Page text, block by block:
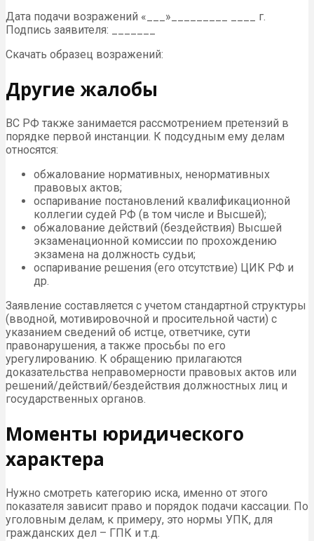
Дата подачи возражений «___»_________ ____ г.
Подпись заявителя: _______
Скачать образец возражений:
Другие жалобы
ВС РФ также занимается рассмотрением претензий в
порядке первой инстанции. К подсудным ему делам
относятся:
обжалование нормативных, ненормативных
правовых актов;
оспаривание постановлений квалификационной
коллегии судей РФ (в том числе и Высшей);
обжалование действий (бездействия) Высшей
экзаменационной комиссии по прохождению
экзамена на должность судьи;
оспаривание решения (его отсутствие) ЦИК РФ и
др.
Заявление составляется с учетом стандартной структуры
(вводной, мотивировочной и просительной части) с
указанием сведений об истце, ответчике, сути
правонарушения, а также просьбы по его
урегулированию. К обращению прилагаются
доказательства неправомерности правовых актов или
решений/действий/бездействия должностных лиц и
государственных органов.
Моменты юридического
характера
Нужно смотреть категорию иска, именно от этого
показателя зависит право и порядок подачи кассации. По
уголовным делам, к примеру, это нормы УПК, для
гражданских дел – ГПК и т.д.